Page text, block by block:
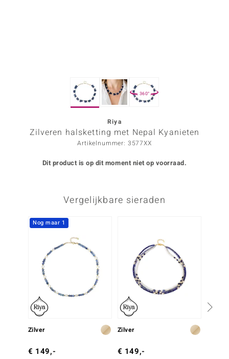
Collection
360°
Riya
Zilveren halsketting met Nepal Kyanieten
Artikelnummer: 3577XX
Dit product is op dit moment niet op voorraad.
Vergelijkbare sieraden
Nog maar 1
Zilver
€ 149,-
Zilver
€ 149,-